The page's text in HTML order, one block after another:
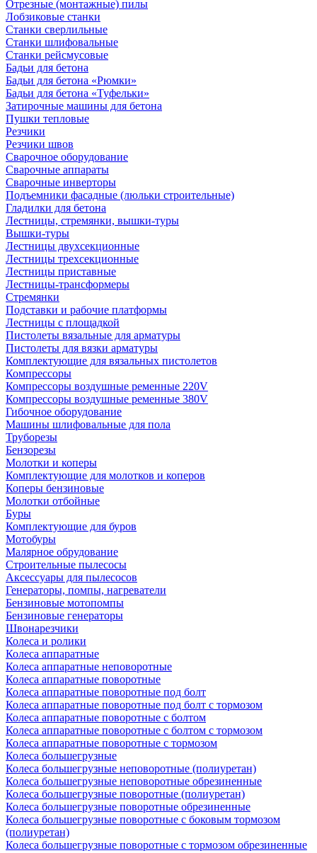
Отрезные (монтажные) пилы
Лобзиковые станки
Станки сверлильные
Станки шлифовальные
Станки рейсмусовые
Бадьи для бетона
Бадьи для бетона «Рюмки»
Бадьи для бетона «Туфельки»
Затирочные машины для бетона
Пушки тепловые
Резчики
Резчики швов
Сварочное оборудование
Сварочные аппараты
Сварочные инверторы
Подъемники фасадные (люльки строительные)
Гладилки для бетона
Лестницы, стремянки, вышки-туры
Вышки-туры
Лестницы двухсекционные
Лестницы трехсекционные
Лестницы приставные
Лестницы-трансформеры
Стремянки
Подставки и рабочие платформы
Лестницы с площадкой
Пистолеты вязальные для арматуры
Пистолеты для вязки арматуры
Комплектующие для вязальных пистолетов
Компрессоры
Компрессоры воздушные ременные 220V
Компрессоры воздушные ременные 380V
Гибочное оборудование
Машины шлифовальные для пола
Труборезы
Бензорезы
Молотки и коперы
Комплектующие для молотков и коперов
Коперы бензиновые
Молотки отбойные
Буры
Комплектующие для буров
Мотобуры
Малярное обрудование
Строительные пылесосы
Аксессуары для пылесосов
Генераторы, помпы, нагреватели
Бензиновые мотопомпы
Бензиновые генераторы
Швонарезчики
Колеса и ролики
Колеса аппаратные
Колеса аппаратные неповоротные
Колеса аппаратные поворотные
Колеса аппаратные поворотные под болт
Колеса аппаратные поворотные под болт с тормозом
Колеса аппаратные поворотные с болтом
Колеса аппаратные поворотные с болтом с тормозом
Колеса аппаратные поворотные с тормозом
Колеса большегрузные
Колеса большегрузные неповоротные (полиуретан)
Колеса большегрузные неповоротные обрезиненные
Колеса большегрузные поворотные (полиуретан)
Колеса большегрузные поворотные обрезиненные
Колеса большегрузные поворотные с боковым тормозом
(полиуретан)
Колеса большегрузные поворотные с тормозом обрезиненные